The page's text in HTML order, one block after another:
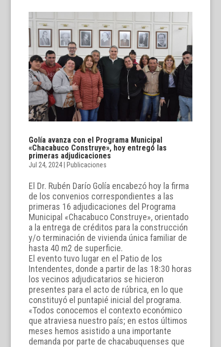
Golía avanza con el Programa Municipal
«Chacabuco Construye», hoy entregó las
primeras adjudicaciones
Jul 24, 2024| Publicaciones
El Dr. Rubén Darío Golía encabezó hoy la firma
de los convenios correspondientes a las
primeras 16 adjudicaciones del Programa
Municipal «Chacabuco Construye», orientado
a la entrega de créditos para la construcción
y/o terminación de vivienda única familiar de
hasta 40 m2 de superficie.
El evento tuvo lugar en el Patio de los
Intendentes, donde a partir de las 18:30 horas
los vecinos adjudicatarios se hicieron
presentes para el acto de rúbrica, en lo que
constituyó el puntapié inicial del programa.
«Todos conocemos el contexto económico
que atraviesa nuestro país; en estos últimos
meses hemos asistido a una importante
demanda por parte de chacabuquenses que